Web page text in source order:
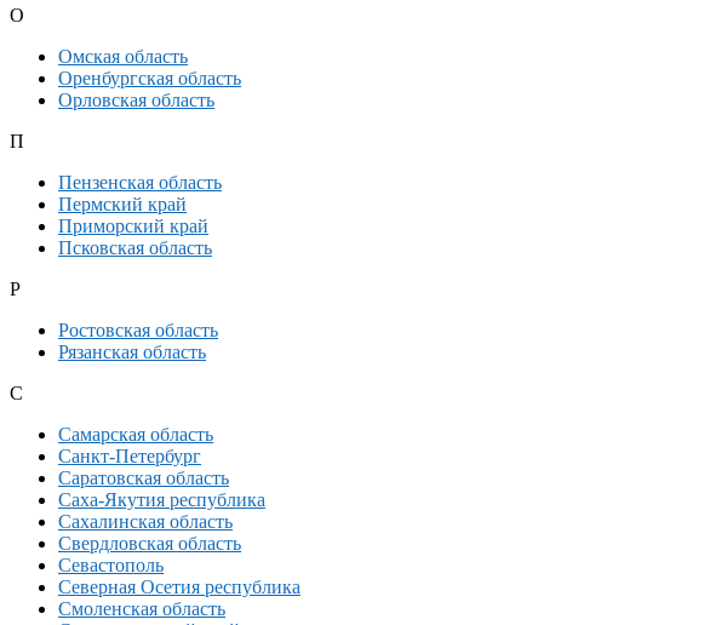
О
Омская область
Оренбургская область
Орловская область
П
Пензенская область
Пермский край
Приморский край
Псковская область
Р
Ростовская область
Рязанская область
С
Самарская область
Санкт-Петербург
Саратовская область
Саха-Якутия республика
Сахалинская область
Свердловская область
Севастополь
Северная Осетия республика
Смоленская область